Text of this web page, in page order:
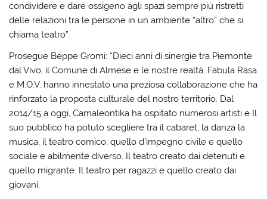
condividere e dare ossigeno agli spazi sempre più ristretti
delle relazioni tra le persone in un ambiente “altro” che si
chiama teatro”.
Prosegue Beppe Gromi: “Dieci anni di sinergie tra Piemonte
dal Vivo, il Comune di Almese e le nostre realtà, Fabula Rasa
e M.O.V. hanno innestato una preziosa collaborazione che ha
rinforzato la proposta culturale del nostro territorio. Dal
2014/15 a oggi, Camaleontika ha ospitato numerosi artisti e Il
suo pubblico ha potuto scegliere tra il cabaret, la danza la
musica, il teatro comico, quello d’impegno civile e quello
sociale e abilmente diverso. Il teatro creato dai detenuti e
quello migrante. Il teatro per ragazzi e quello creato dai
giovani.